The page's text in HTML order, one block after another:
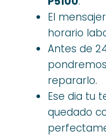
El
horario
Antes de
repararlo.
Ese dia tu
quedado